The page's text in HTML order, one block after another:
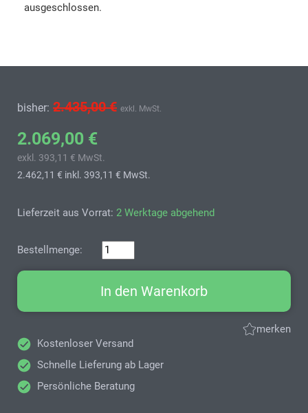
ausgeschlossen.
bisher: 2.435,00 € exkl. MwSt.
2.069,00 €
exkl. 393,11 € MwSt.
2.462,11 € inkl. 393,11 € MwSt.
Lieferzeit aus Vorrat: 2 Werktage abgehend
Bestellmenge:
In den Warenkorb
merken
Kostenloser Versand
Schnelle Lieferung ab Lager
Persönliche Beratung